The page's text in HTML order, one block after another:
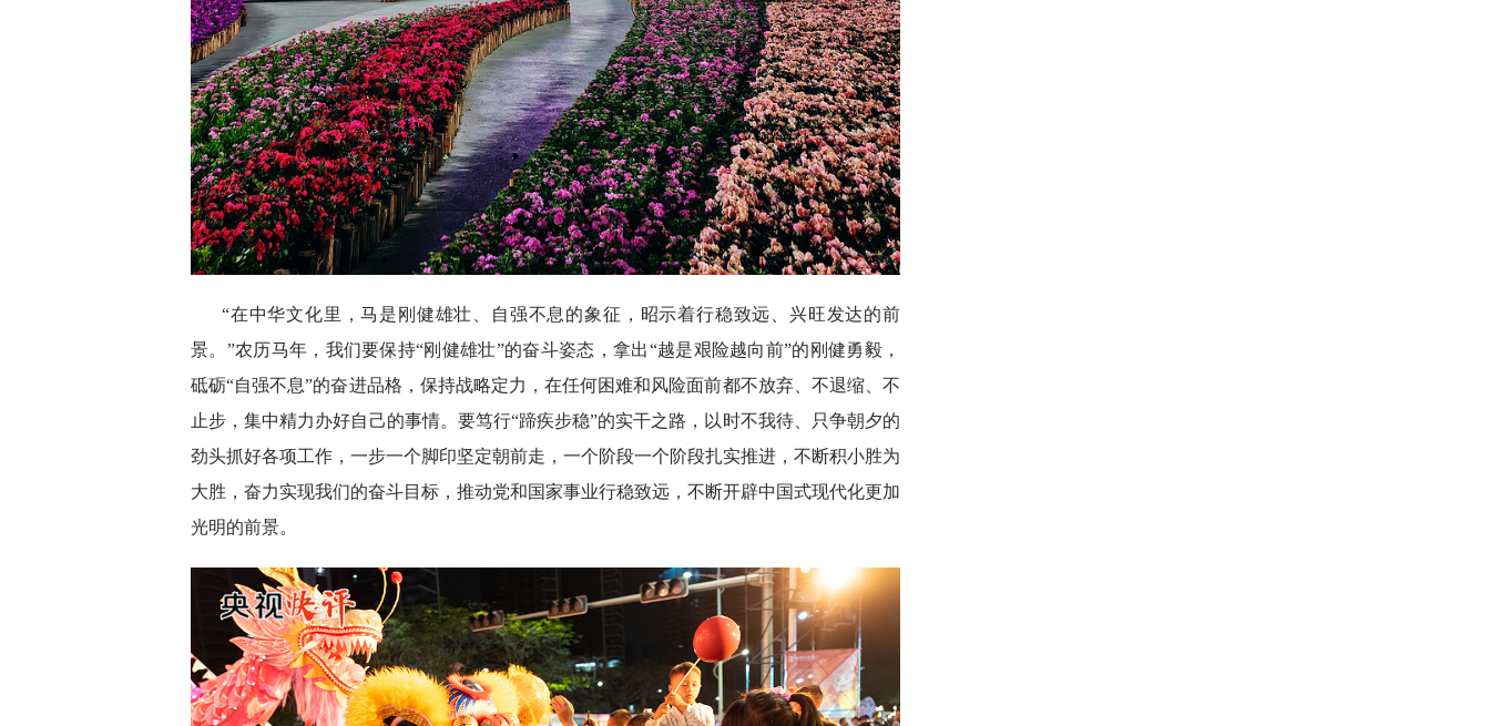
“在中华文化里，马是刚健雄壮、自强不息的象征，昭示着行稳致远、兴旺发达的前
景。”农历马年，我们要保持“刚健雄壮”的奋斗姿态，拿出“越是艰险越向前”的刚健勇毅，
砥砺“自强不息”的奋进品格，保持战略定力，在任何困难和风险面前都不放弃、不退缩、不
止步，集中精力办好自己的事情。要笃行“蹄疾步稳”的实干之路，以时不我待、只争朝夕的
劲头抓好各项工作，一步一个脚印坚定朝前走，一个阶段一个阶段扎实推进，不断积小胜为
大胜，奋力实现我们的奋斗目标，推动党和国家事业行稳致远，不断开辟中国式现代化更加
光明的前景。